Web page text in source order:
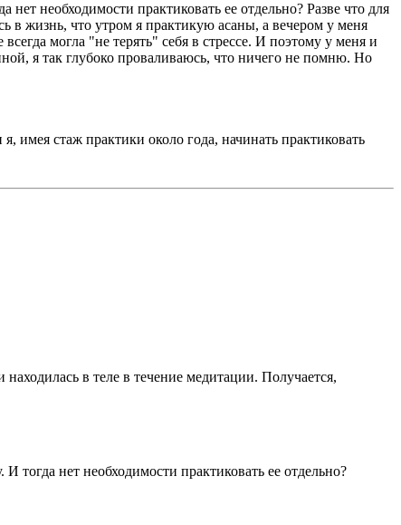
необходимости практиковать ее отдельно? Разве что для
в жизнь, что утром я практикую асаны, а вечером у меня
могла "не терять" себя в стрессе. И поэтому у меня и
я так глубоко проваливаюсь, что ничего не помню. Но
стаж практики около года, начинать практиковать
в теле в течение медитации. Получается,
тогда нет необходимости практиковать ее отдельно?